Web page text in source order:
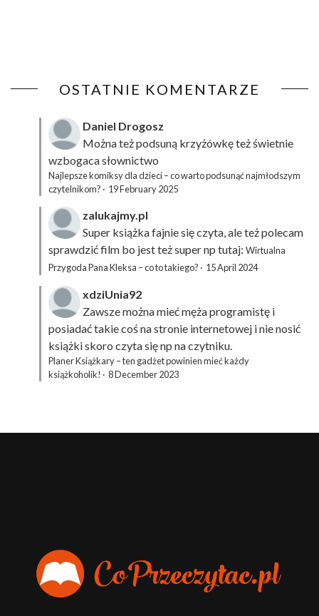
OSTATNIE KOMENTARZE
Daniel Drogosz
Można też podsuną krzyżówkęteż świetnie
wzbogaca słownictwo
Najlepsze komiksy dla dzieci – co warto podsunąć najmłodszym
czytelnikom? · 19 February 2025
zalukajmy.pl
Super książka fajnie się czyta, ale też polecam
sprawdzić film bo jest też super np tutaj: Wirtualna
Przygoda Pana Kleksa – co to takiego? · 15 April 2024
xdziUnia92
Zawsze można mieć męża programistę i
posiadać takie coś na stronie internetowej i nie nosić
książki skoro czyta się np na czytniku.
Planer Książkary – ten gadżet powinien mieć każdy
książkoholik! · 8 December 2023